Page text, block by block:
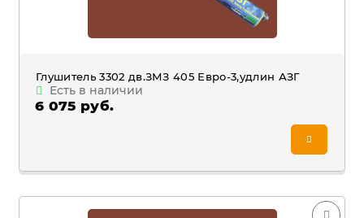
Глушитель 3302 дв.ЗМЗ 405 Евро-3,удлин АЗГ
Есть в наличии
6 075 руб.